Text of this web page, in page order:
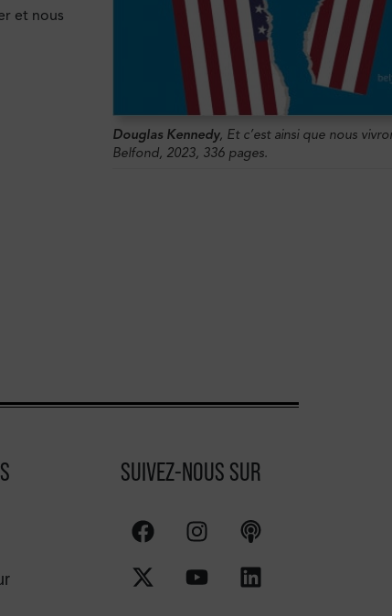
et nous
Douglas Kennedy, Et c’est ainsi que nous
Belfond, 2023, 336 pages.
SUIVEZ-NOUS SUR